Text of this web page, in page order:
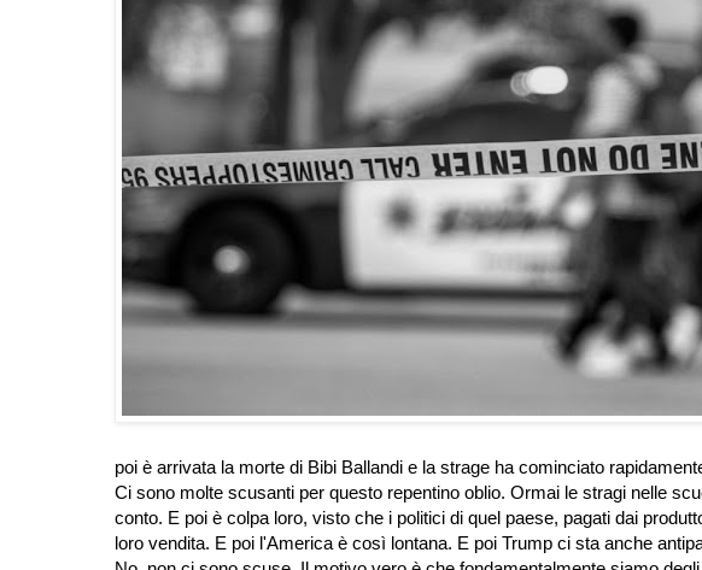
poi è arrivata la morte di Bibi Ballandi e la strage ha cominciato
Ci sono molte scusanti per questo repentino oblio. Ormai le stragi nelle
conto. E poi è colpa loro, visto che i politici di quel paese, pagati dai
loro vendita. E poi l'America è così lontana. E poi Trump ci sta anche